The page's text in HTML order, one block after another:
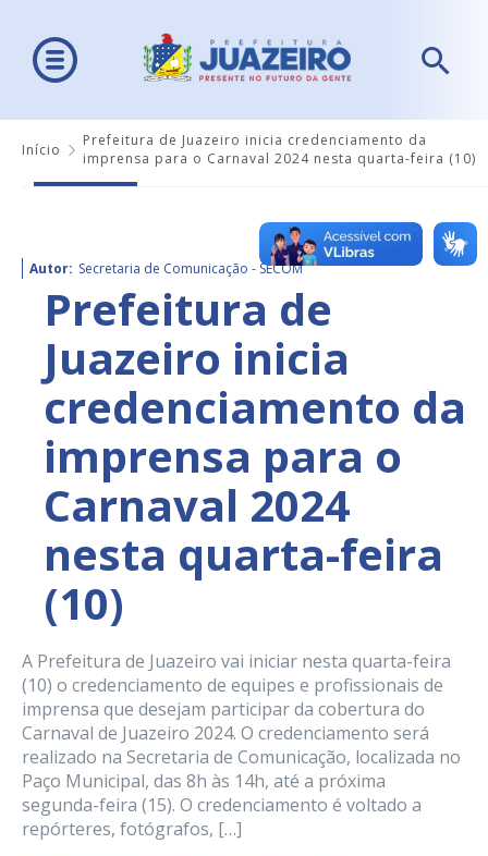
Início
Prefeitura de Juazeiro inicia credenciamento da
imprensa para o Carnaval 2024 nesta quarta-feira (10)
Autor: Secretaria de Comunicação - SECOM
Prefeitura de
Juazeiro inicia
credenciamento da
imprensa para o
Carnaval 2024
nesta quarta-feira
(10)
A Prefeitura de Juazeiro vai iniciar nesta quarta-feira
(10) o credenciamento de equipes e profissionais de
imprensa que desejam participar da cobertura do
Carnaval de Juazeiro 2024. O credenciamento será
realizado na Secretaria de Comunicação, localizada no
Paço Municipal, das 8h às 14h, até a próxima
segunda-feira (15). O credenciamento é voltado a
repórteres, fotógrafos, […]